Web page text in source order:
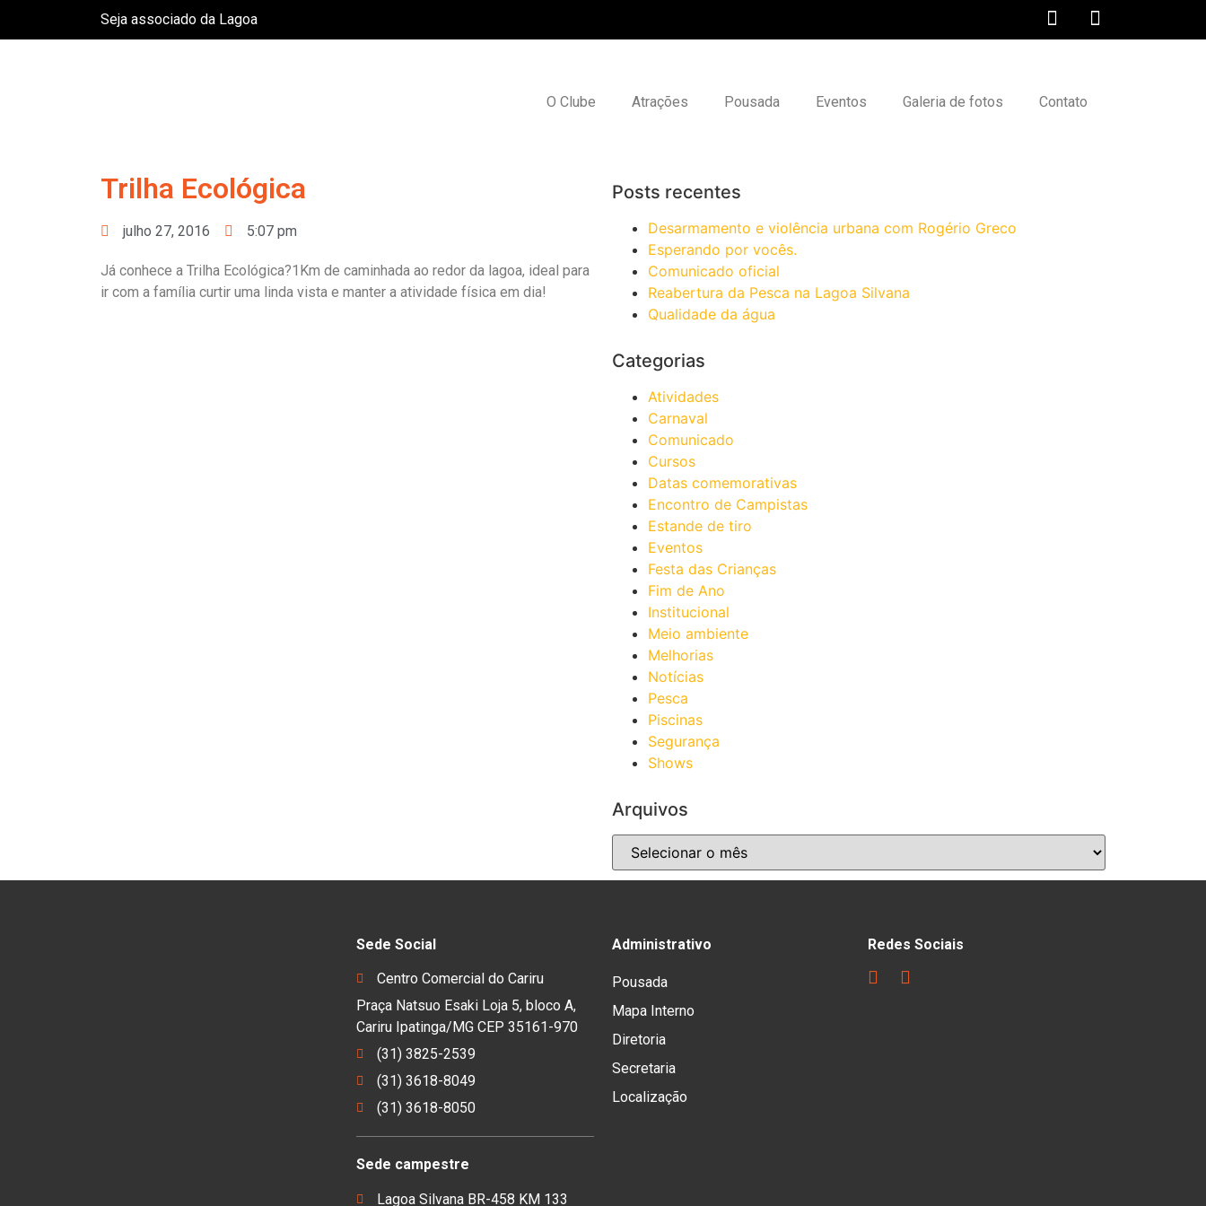
Seja associado da Lagoa
O Clube Atrações Pousada Eventos Galeria de fotos Contato
Trilha Ecológica
julho 27, 2016 5:07 pm
Já conhece a Trilha Ecológica?1Km de caminhada ao redor da lagoa, ideal para
ir com a família curtir uma linda vista e manter a atividade física em dia!
Posts recentes
Desarmamento e violência urbana com Rogério Greco
Esperando por vocês.
Comunicado oficial
Reabertura da Pesca na Lagoa Silvana
Qualidade da água
Categorias
Atividades
Carnaval
Comunicado
Cursos
Datas comemorativas
Encontro de Campistas
Estande de tiro
Eventos
Festa das Crianças
Fim de Ano
Institucional
Meio ambiente
Melhorias
Notícias
Pesca
Piscinas
Segurança
Shows
Arquivos
Sede Social
Centro Comercial do Cariru
Praça Natsuo Esaki Loja 5, bloco A,
Cariru Ipatinga/MG CEP 35161-970
(31) 3825-2539
(31) 3618-8049
(31) 3618-8050
Sede campestre
Lagoa Silvana BR-458 KM 133
Administrativo
Pousada
Mapa Interno
Diretoria
Secretaria
Localização
Redes Sociais